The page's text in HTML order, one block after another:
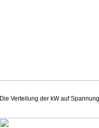
Die Verteilung der kW auf